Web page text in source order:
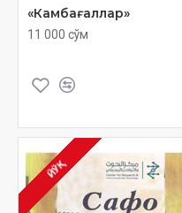
«Камбағаллар»
11 000 сўм
ЙЎҚ